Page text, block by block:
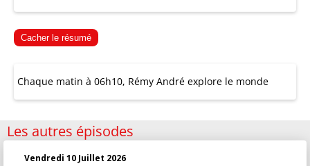
Cacher le résumé
Chaque matin à 06h10, Rémy André explore le monde
Les autres épisodes
Vendredi 10 Juillet 2026